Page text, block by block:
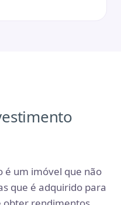
é um imóvel que não
que é adquirido para